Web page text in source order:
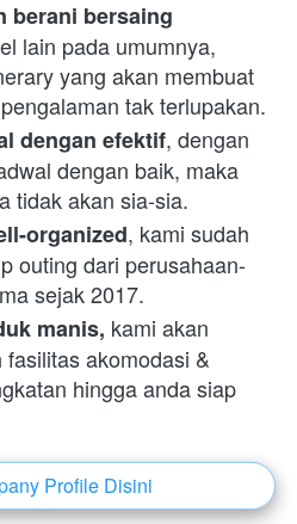
lain pada umumnya,
yang akan membuat
tak terlupakan.
dengan efektif, dengan
dengan baik, maka
tidak akan sia-sia.
organized, kami sudah
outing dari perusahaan-
sejak 2017.
manis, kami akan
akomodasi &
hingga anda siap
Profile Disini